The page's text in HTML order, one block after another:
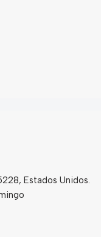
Estados Unidos.